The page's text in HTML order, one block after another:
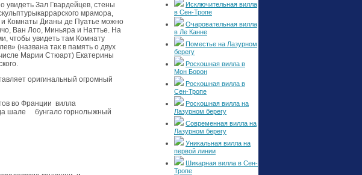
увидеть Зал Гвардейцев, стены
мрамора,
Комнаты Дианы де Пуатье можно
Ван Лоо, Миньяра и Наттье. На
чтобы увидеть там Комнату
(названа так в память о двух
Марии Стюарт) Екатерины
оригинальный огромный
во Франции вилла
шале бунгало горнолыжный
Исключительная вилла
в Сен-Тропе
Очаровательная вилла
в Ле Канне
Поместье на Лазурном
берегу
Роскошная вилла в
Мон Борон
Роскошная вилла в
Сен-Тропе
Роскошная вилла на
Лазурном берегу
Современная вилла на
Лазурном берегу
Уникальная вилла на
первой линии
Шикарная вилла в Сен-
Тропе